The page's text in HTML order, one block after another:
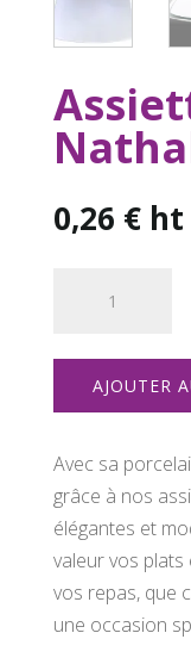
0,26 € ht
carrées
NathalyAJOUTER
Avec sa
grâce à nos
élégantes et
valeur vos
vos repas, que
une occasion